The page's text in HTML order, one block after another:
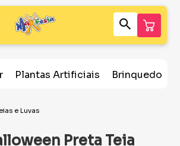
Plantas Artificiais Brinquedos
e Luvas
Preta Teia